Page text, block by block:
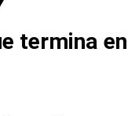
termina en